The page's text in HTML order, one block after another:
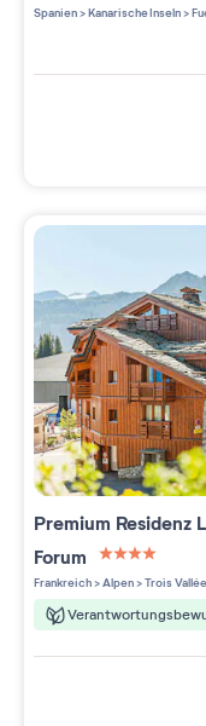
Spanien>Kanarische Inseln>
Premium Residenz
Forum
4 étoiles
Frankreich>Alpen>Trois